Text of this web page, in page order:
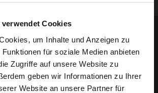
verwendet Cookies
um Inhalte und Anzeigen zu
für soziale Medien anbieten
Zugriffe auf unsere Website zu
geben wir Informationen zu Ihrer
Website an unsere Partner für